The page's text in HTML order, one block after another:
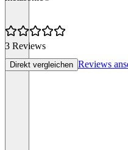
3 Reviews
Direkt vergleichen Reviews